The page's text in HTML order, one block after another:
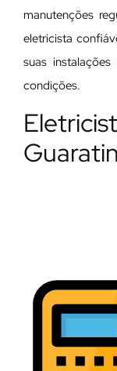
manutenções
eletricista
suas
condições.